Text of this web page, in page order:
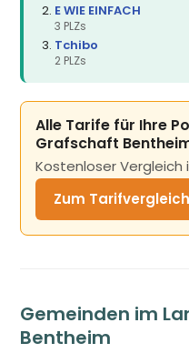
E WIE EINFACH
3 PLZs
Tchibo
2 PLZs
Alle Tarife für Ihre
Grafschaft
Kostenloser Vergleich
Zum
Gemeinden im
Bentheim